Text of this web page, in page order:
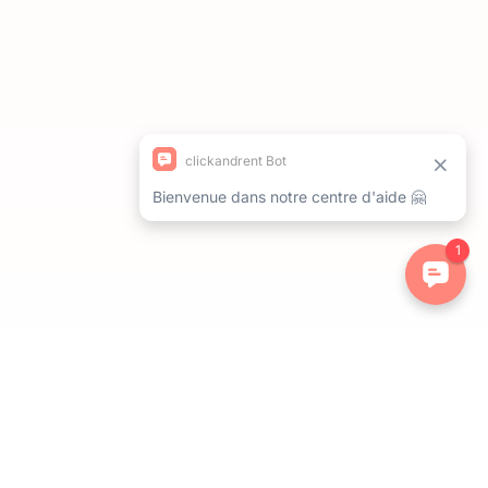
Personnalisez vos préférences pour contrôler la manière dont